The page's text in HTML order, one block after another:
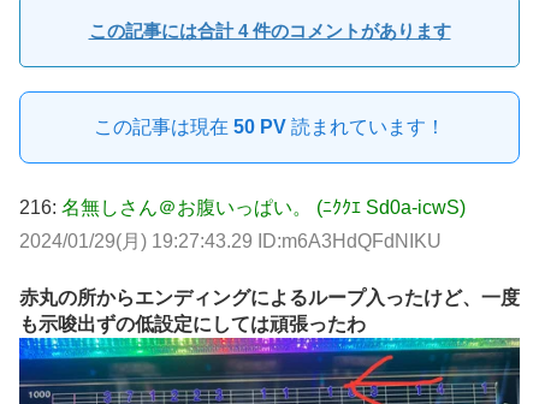
この記事には合計 4 件のコメントがあります
この記事は現在 50 PV 読まれています！
216: 名無しさん＠お腹いっぱい。 (ﾆｸｸｴ Sd0a-icwS)
2024/01/29(月) 19:27:43.29 ID:m6A3HdQFdNIKU
赤丸の所からエンディングによるループ入ったけど、一度
も示唆出ずの低設定にしては頑張ったわ